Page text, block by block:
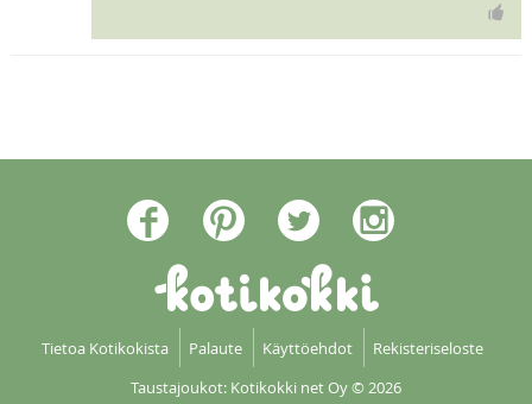
Tietoa Kotikokista Palaute Käyttöehdot
Rekisteriseloste
Taustajoukot: Kotikokki net Oy© 2026